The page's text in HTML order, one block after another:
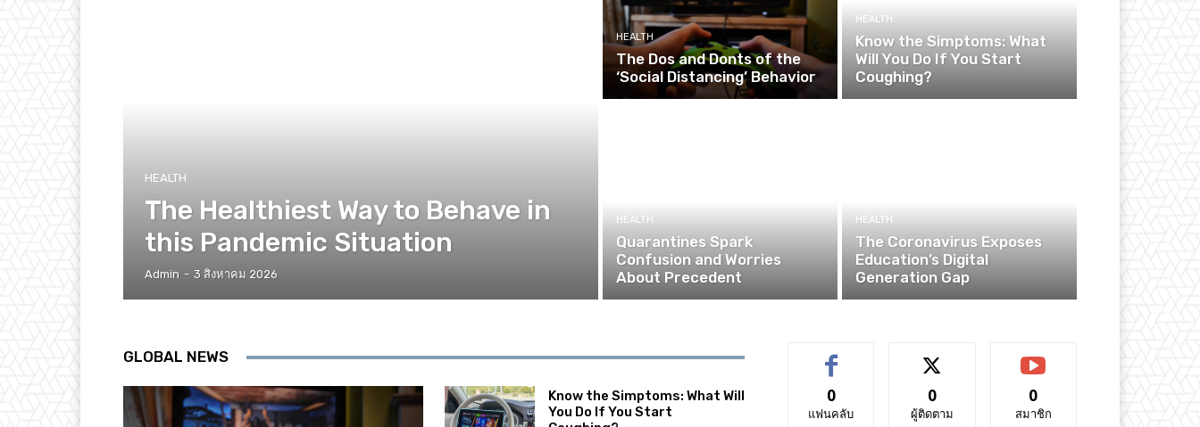
HEALTH
The Healthiest Way to Behave in
this Pandemic Situation
Admin - 3 สิงหาคม 2026
HEALTH
The Dos and Donts of the
‘Social Distancing’ Behavior
HEALTH
Know the Simptoms: What
Will You Do If You Start
Coughing?
HEALTH
Quarantines Spark
Confusion and Worries
About Precedent
HEALTH
The Coronavirus Exposes
Education’s Digital
Generation Gap
GLOBAL NEWS
Know the Simptoms: What Will
You Do If You Start
0
แฟนคลับ
0
ผู้ติดตาม
0
สมาชิก